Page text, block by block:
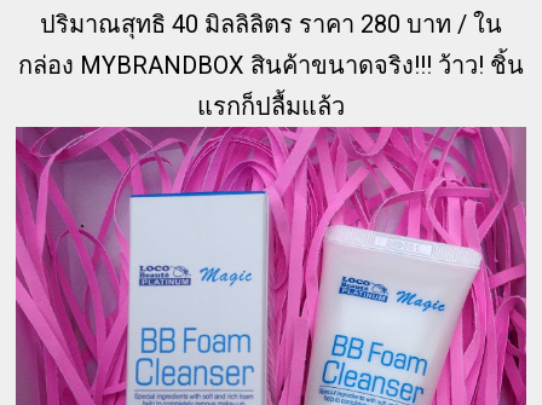
ปริมาณสุทธิ 40 มิลลิลิตร ราคา 280 บาท / ใน
กล่อง MYBRANDBOX สินค้าขนาดจริง!!! ว้าว! ชิ้น
แรกก็ปลื้มแล้ว